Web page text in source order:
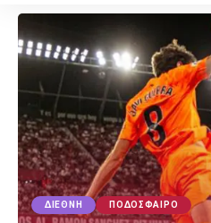
ΔΙΕΘΝΉ ΠΟΔΌΣΦΑΙΡΟ